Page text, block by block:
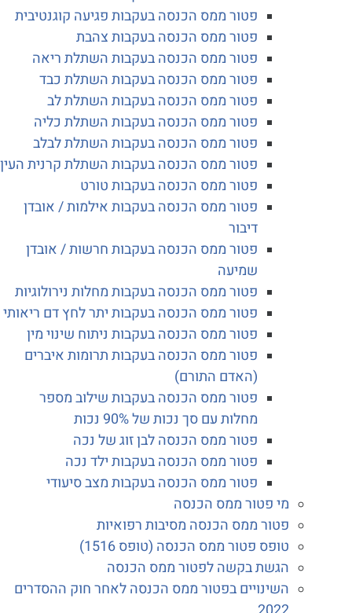
פטור ממס הכנסה בעקבות פגיעה קוגנטיבית
פטור ממס הכנסה בעקבות צהבת
פטור ממס הכנסה בעקבות השתלת ריאה
פטור ממס הכנסה בעקבות השתלת כבד
פטור ממס הכנסה בעקבות השתלת לב
פטור ממס הכנסה בעקבות השתלת כליה
פטור ממס הכנסה בעקבות השתלת לבלב
פטור ממס הכנסה בעקבות השתלת קרנית העין
פטור ממס הכנסה בעקבות טורט
פטור ממס הכנסה בעקבות אילמות / אובדן
פטור ממס הכנסה בעקבות חרשות / אובדן
פטור ממס הכנסה בעקבות מחלות נירולוגיות
פטור ממס הכנסה בעקבות יתר לחץ דם ריאותי
פטור ממס הכנסה בעקבות ניתוח שינוי מין
פטור ממס הכנסה בעקבות תרומות איברים
(האדם התורם)
פטור ממס הכנסה בעקבות שילוב מספר
מחלות עם סך נכות של 90% נכות
פטור ממס הכנסה לבן זוג של נכה
פטור ממס הכנסה בעקבות ילד נכה
פטור ממס הכנסה בעקבות מצב סיעודי
מי פטור ממס הכנסה
פטור ממס הכנסה מסיבות רפואיות
טופס פטור ממס הכנסה (טופס 1516)
הגשת בקשה לפטור ממס הכנסה
השינויים בפטור ממס הכנסה לאחר חוק ההסדרים